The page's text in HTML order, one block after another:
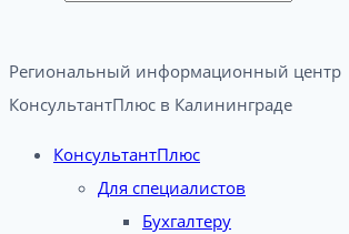
Региональный информационный центр
КонсультантПлюс в Калининграде​
КонсультантПлюс
Для специалистов
Бухгалтеру